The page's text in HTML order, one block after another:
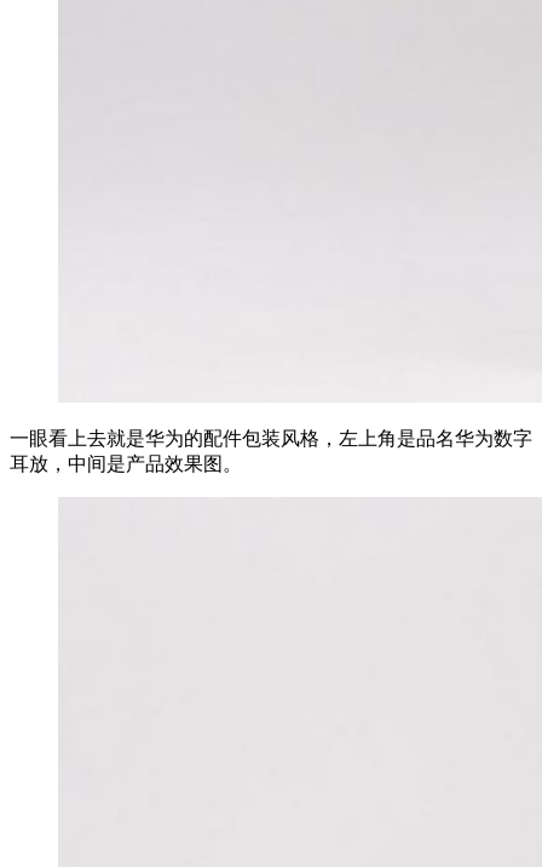
一眼看上去就是华为的配件包装风格，左上角是品名华为数字
耳放，中间是产品效果图。